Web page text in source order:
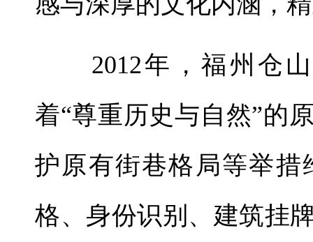
2012年，福州仓山
着“尊重历史与自然”的
护原有街巷格局等举
格、身份识别、建筑挂